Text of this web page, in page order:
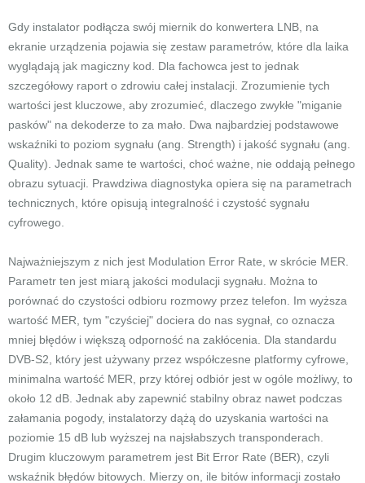
Gdy instalator podłącza swój miernik do konwertera LNB, na
ekranie urządzenia pojawia się zestaw parametrów, które dla laika
wyglądają jak magiczny kod. Dla fachowca jest to jednak
szczegółowy raport o zdrowiu całej instalacji. Zrozumienie tych
wartości jest kluczowe, aby zrozumieć, dlaczego zwykłe "miganie
pasków" na dekoderze to za mało. Dwa najbardziej podstawowe
wskaźniki to poziom sygnału (ang. Strength) i jakość sygnału (ang.
Quality). Jednak same te wartości, choć ważne, nie oddają pełnego
obrazu sytuacji. Prawdziwa diagnostyka opiera się na parametrach
technicznych, które opisują integralność i czystość sygnału
cyfrowego.
Najważniejszym z nich jest Modulation Error Rate, w skrócie MER.
Parametr ten jest miarą jakości modulacji sygnału. Można to
porównać do czystości odbioru rozmowy przez telefon. Im wyższa
wartość MER, tym "czyściej" dociera do nas sygnał, co oznacza
mniej błędów i większą odporność na zakłócenia. Dla standardu
DVB-S2, który jest używany przez współczesne platformy cyfrowe,
minimalna wartość MER, przy której odbiór jest w ogóle możliwy, to
około 12 dB. Jednak aby zapewnić stabilny obraz nawet podczas
załamania pogody, instalatorzy dążą do uzyskania wartości na
poziomie 15 dB lub wyższej na najsłabszych transponderach.
Drugim kluczowym parametrem jest Bit Error Rate (BER), czyli
wskaźnik błędów bitowych. Mierzy on, ile bitów informacji zostało